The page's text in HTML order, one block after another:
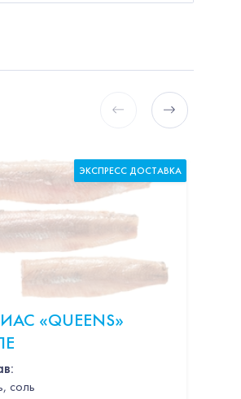
«QUEENS»
соль
ЭКСПРЕСС ДОСТАВКА